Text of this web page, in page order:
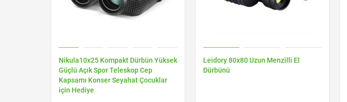
Nikula10x25 Kompakt Dürbün Yüksek
Güçlü Açık Spor Teleskop Cep
Kapsamı Konser Seyahat Çocuklar
için Hediye
Leidory 80x80 Uzun Menzilli El
Dürbünü